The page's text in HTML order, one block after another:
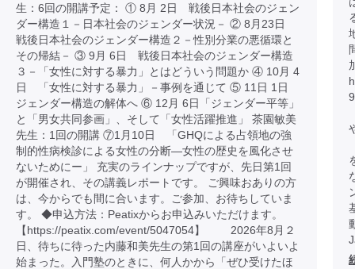
生：6回の開講予定： ① 8月 2日 戦後日本社会のジェン
ダー構造１－日本社会のジェンダー状況－ ② 8月23日
戦後日本社会のジェンダー構造２－性別分業の悪循環と
その帰結－ ③ 9月 6日 戦後日本社会のジェンダー構造
３－「女性に対する暴力」とはどういう問題か ④ 10月 4
日 「女性に対する暴力」－事例を通じて ⑤ 11日 1日
ジェンダー構造の解体へ ⑥ 12月 6日「ジェンダー平等」
と「男女共同参画」、そして「女性活躍推進」 茶園敏美
先生：1回の開講 ⑦1月10日 「GHQによる占領地の強
制的性病検診による女性の分断―女性の歴史を風化させ
ないためにー」 充実のラインナップですが、先日第1回
が開催され、その講義レポートです。 ご興味おありの方
は、今からでも間に合います。ご参加、お待ちしていま
す。 ◆申込方法：Peatixからお申込みいただけます。
【https://peatix.com/event/5047054】 2026年8月２
日、待ちに待った内藤和美先生の第1回の講座がいよいよ
始まった。入門塾のときに、何人かから「ぜひ受けたほ